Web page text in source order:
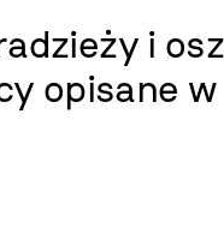
i
opisane